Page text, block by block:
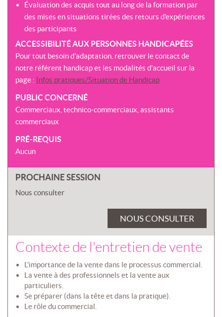
Évaluation des acquis tout au long de la formation par
des mises en situations tirées des retours d’expériences
des participants
ACCESSIBILITÉ AUX PERSONNES HANDICAPÉES
Pour tout besoin d’adaptation, retrouver le contact de
notre référent handicap et les modalités d’accueil sur la
page : Infos pratiques/Situation de Handicap
PUBLIC CONCERNÉ
Commerciaux, technico-commerciaux, assistants
commerciaux
PRÉ-REQUIS
Aucun
PROCHAINE SESSION
Nous consulter
NOUS CONSULTER
Contexte de l'entretien de vente
L'importance de la vente dans le processus commercial.
La vente à des professionnels et la vente aux
particuliers.
Se préparer (dans la tête et dans la pratique).
Le rôle du commercial.